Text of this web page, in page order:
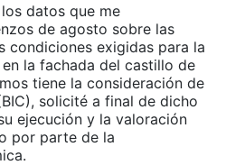
datos que me
de agosto sobre las
condiciones exigidas para la
la fachada del castillo de
tiene la consideración de
solicité a final de dicho
ejecución y la valoración
por parte de la